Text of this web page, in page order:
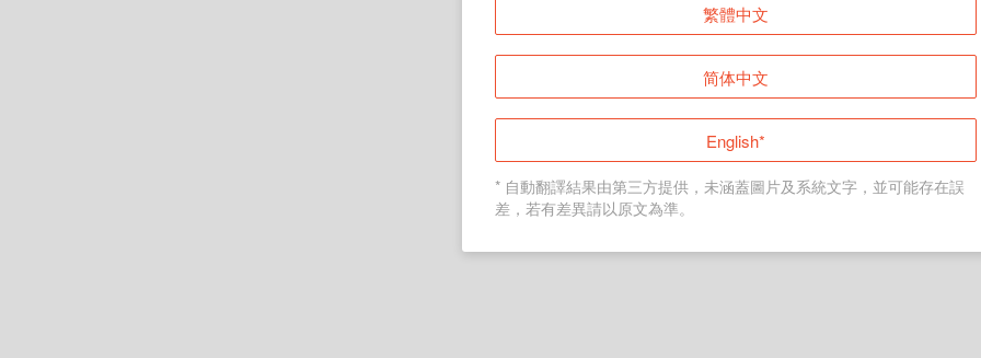
登入
返回首頁
繁體中文
简体中文
English*
* 自動翻譯結果由第三方提供，未涵蓋圖片及系統文字，並可能存在誤
差，若有差異請以原文為準。